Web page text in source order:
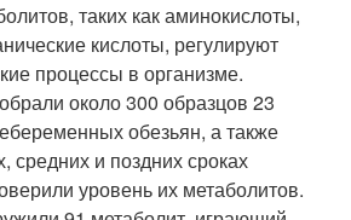
таких как аминокислоты,
кислоты, регулируют
процессы в организме.
около 300 образцов 23
обезьян, а также
средних и поздних сроках
уровень их метаболитов.